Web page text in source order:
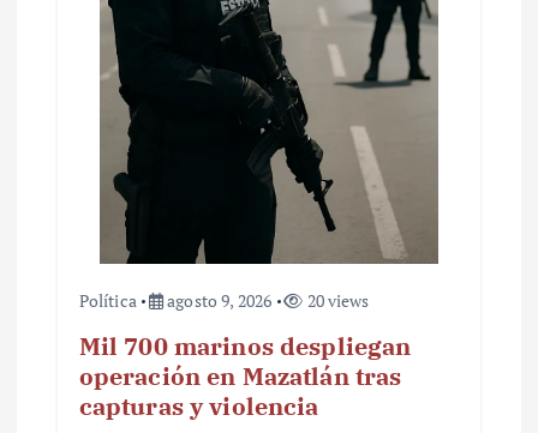
Política agosto 9, 2026 20 views
Mil 700 marinos despliegan
operación en Mazatlán tras
capturas y violencia